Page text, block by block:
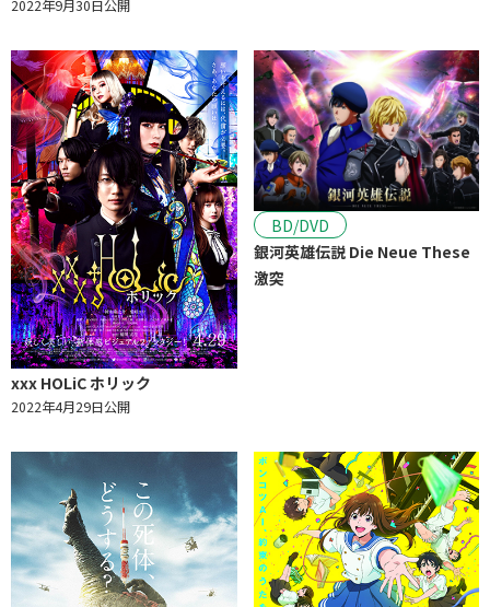
2022年9月30日公開
xxx HOLiC ホリック
2022年4月29日公開
BD/DVD
銀河英雄伝説 Die Neue These
激突